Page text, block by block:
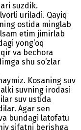
suzdik.
uriladi. Qayiq
ostida minglab
etim jimirlab
yong‘oq
va bechora
shu so‘zlar
Kosaning suv
suvning irodasi
suv ustida
Agar sen
bundagi latofatu
sifatni berishga